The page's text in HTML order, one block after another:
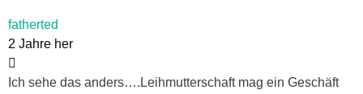
fatherted
2 Jahre her
Ich sehe das anders….Leihmutterschaft mag ein Geschäft